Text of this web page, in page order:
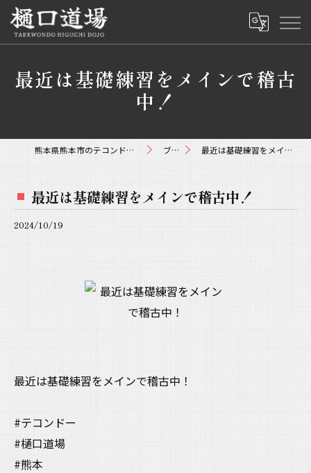
最近は基礎練習をメインで稽古
中！
熊本県熊本市のテコンドーなら樋口道場 ブログ 最近は基礎練習をメインで稽古中！
最近は基礎練習をメインで稽古中！
2024/10/19
最近は基礎練習をメインで稽古中！
#テコンドー
#樋口道場
#熊本